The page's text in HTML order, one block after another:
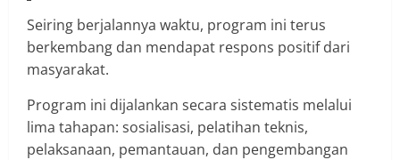
Seiring berjalannya waktu, program ini terus
berkembang dan mendapat respons positif dari
masyarakat.
Program ini dijalankan secara sistematis melalui
lima tahapan: sosialisasi, pelatihan teknis,
pelaksanaan, pemantauan, dan pengembangan